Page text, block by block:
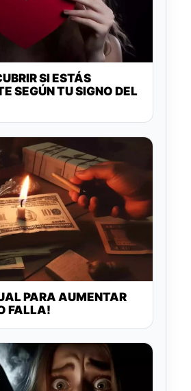
SI ESTÁS
SEGÚN TU SIGNO DEL
PARA AUMENTAR
FALLA!